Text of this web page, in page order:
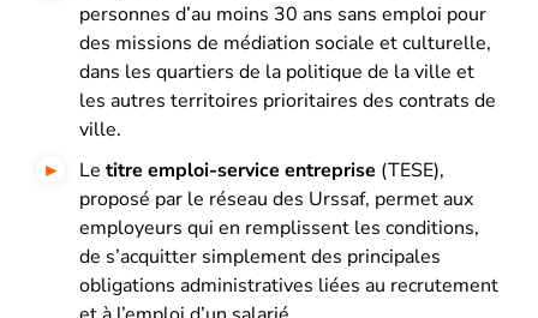
personnes d’au moins 30 ans sans emploi pour
des missions de médiation sociale et culturelle,
dans les quartiers de la politique de la ville et
les autres territoires prioritaires des contrats de
ville.
Le titre emploi-service entreprise (TESE),
proposé par le réseau des Urssaf, permet aux
employeurs qui en remplissent les conditions,
de s’acquitter simplement des principales
obligations administratives liées au recrutement